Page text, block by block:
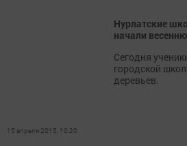
Нурлатские
начали
Сегодня
городской
деревьев.
15 апреля 2015, 10:20